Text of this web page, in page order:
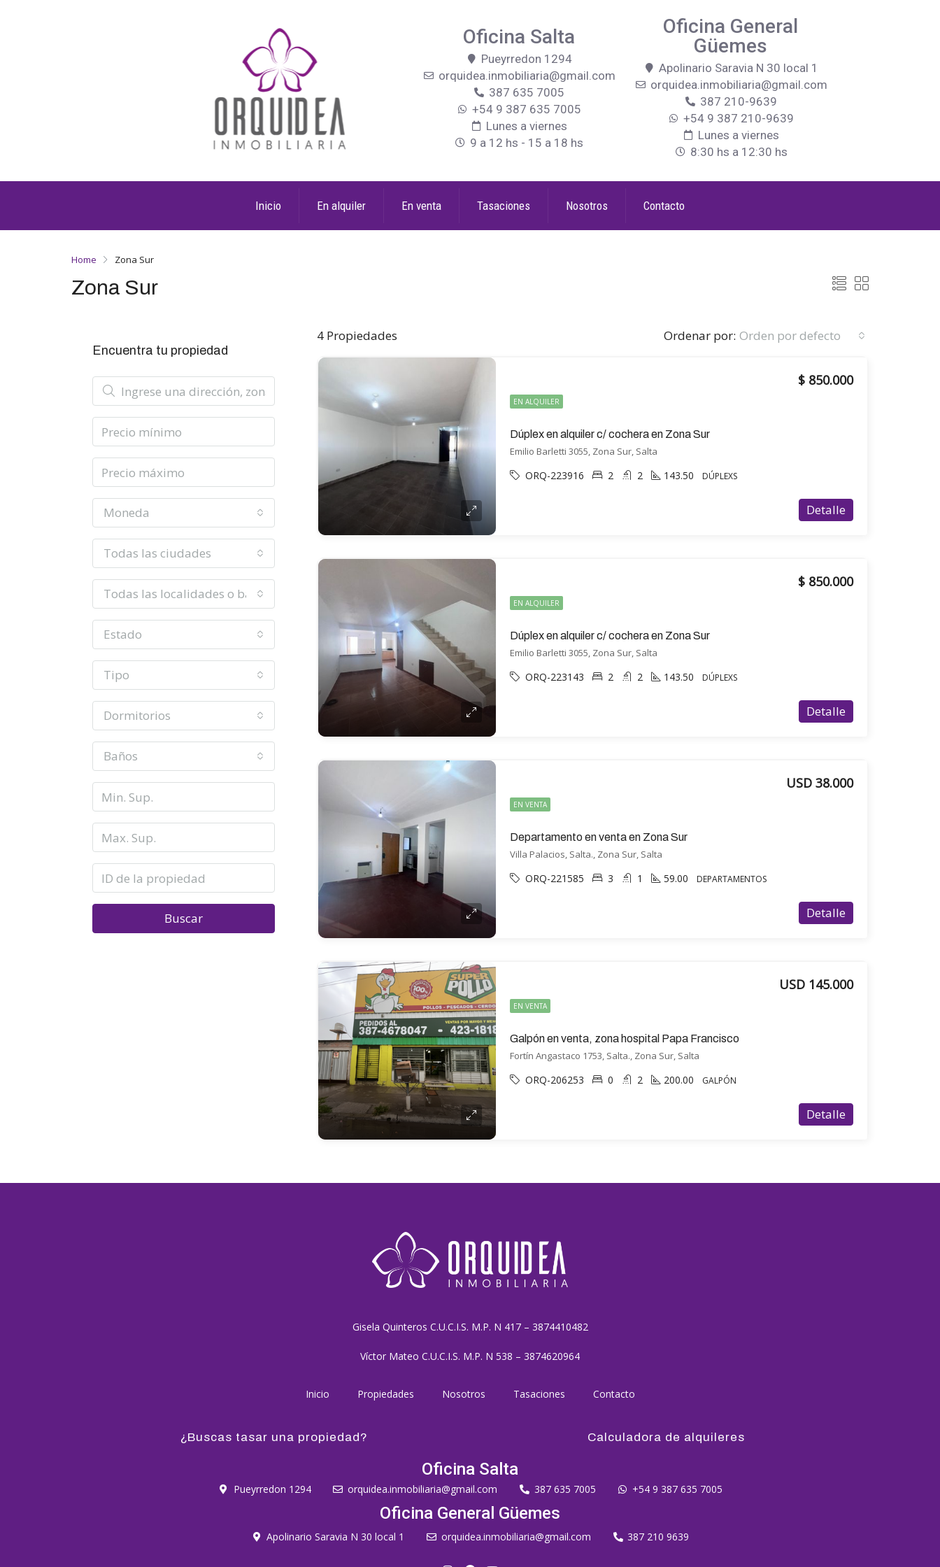
Oficina Salta
Pueyrredon 1294
orquidea.inmobiliaria@gmail.com
387 635 7005
+54 9 387 635 7005
Lunes a viernes
9 a 12 hs - 15 a 18 hs
Oficina General
Güemes
Apolinario Saravia N 30 local 1
orquidea.inmobiliaria@gmail.com
387 210-9639
+54 9 387 210-9639
Lunes a viernes
8:30 hs a 12:30 hs
Inicio En alquiler En venta Tasaciones Nosotros Contacto
Home Zona Sur
Zona Sur
4 Propiedades Ordenar por: Orden por defecto
EN ALQUILER
Dúplex en alquiler c/ cochera en Zona Sur
$ 850.000
Emilio Barletti 3055, Zona Sur, Salta
ORQ-223916 2 2 143.50 DÚPLEXS
Detalle
EN ALQUILER
Dúplex en alquiler c/ cochera en Zona Sur
$ 850.000
Emilio Barletti 3055, Zona Sur, Salta
ORQ-223143 2 2 143.50 DÚPLEXS
Detalle
EN VENTA
Departamento en venta en Zona Sur
USD 38.000
Villa Palacios, Salta., Zona Sur, Salta
ORQ-221585 3 1 59.00 DEPARTAMENTOS
Detalle
EN VENTA
Galpón en venta, zona hospital Papa Francisco
USD 145.000
Fortín Angastaco 1753, Salta., Zona Sur, Salta
ORQ-206253 0 2 200.00 GALPÓN
Detalle
Encuentra tu propiedad
Moneda
Todas las ciudades
Todas las localidades o barrios
Estado
Tipo
Dormitorios
Baños
Buscar
Gisela Quinteros C.U.C.I.S. M.P. N 417 – 3874410482
Víctor Mateo C.U.C.I.S. M.P. N 538 – 3874620964
Inicio Propiedades Nosotros Tasaciones Contacto
¿Buscas tasar una propiedad? Calculadora de alquileres
Oficina Salta
Pueyrredon 1294 orquidea.inmobiliaria@gmail.com 387 635 7005 +54 9 387 635 7005
Oficina General Güemes
Apolinario Saravia N 30 local 1 orquidea.inmobiliaria@gmail.com 387 210 9639